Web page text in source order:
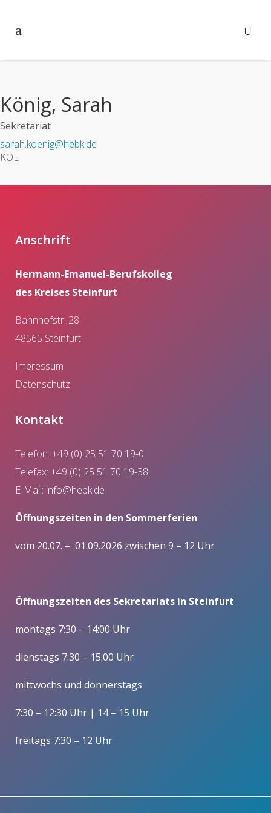
König, Sarah
Sekretariat
sarah.koenig@hebk.de
KOE
Anschrift
Hermann-Emanuel-Berufskolleg
des Kreises Steinfurt
Bahnhofstr. 28
48565 Steinfurt
Impressum
Datenschutz
Kontakt
Telefon: +49 (0) 25 51 70 19-0
Telefax: +49 (0) 25 51 70 19-38
E-Mail: info@hebk.de
Öffnungszeiten in den Sommerferien
vom 20.07. – 01.09.2026 zwischen 9 – 12 Uhr
Öffnungszeiten des Sekretariats in Steinfurt
montags 7:30 – 14:00 Uhr
dienstags 7:30 – 15:00 Uhr
mittwochs und donnerstags
7:30 – 12:30 Uhr | 14 – 15 Uhr
freitags 7:30 – 12 Uhr